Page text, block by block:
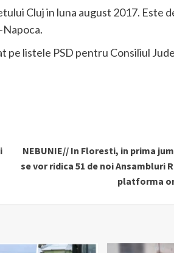
Cluj in luna august 2017. Este
pe listele PSD pentru Consiliul
NEBUNIE// In Floresti, in prima
se vor ridica 51 de noi Ansambluri
platforma